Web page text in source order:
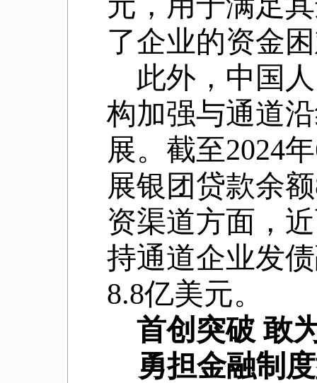
了企业的资金
此外， 中国
构加强与通道
展。截至2024
展银团贷款余
资渠道方面，
持通道企业发
8.8亿美元。
首创突破 敢
勇担金融制度